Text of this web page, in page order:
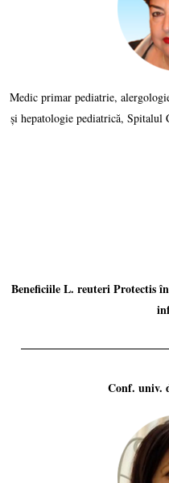
Medic primar pediatrie,
și hepatologie pediatrică,
Beneficiile L. reuteri Protectis
Conf. univ.